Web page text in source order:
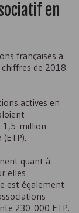
en
françaises a
de 2018.
actives en
1,5 million
(ETP).
quant à
elles
est également
230 000 ETP.